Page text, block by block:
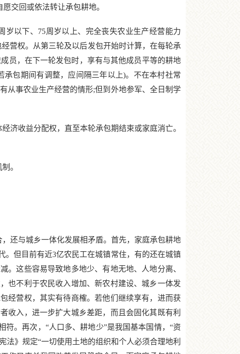
交回或依法转让承包耕地。
以下、75周岁以上、完全丧失农业生产经营能力
营权。从第三轮及以后发包开始时计算，在每轮承
员，在下一轮发包时，享有与其他成员平等的耕地
包期间有调整，应间隔三年以上)。不在本村社常
从事农业生产经营的情形;但到外地参军、全日制学
收益分配权，直至本轮承包期结束或家庭消亡。
。
还与城乡一体化发展相矛盾。首先，家庭承包耕地
但目前有近3亿农民工在城镇常住，有的还在城镇
。这些容易导致地多地少、有地无地、人地分离、
也不利于农民收入增加、新农村建设、城乡一体发
经营权，其实有待商榷。若他们继续享有，进而获
收入，进一步扩大城乡差距，而且会固化其既有利
。再次，“人口多、耕地少”是我国基本国情，“资
》规定“一切使用土地的组织和个人必须合理地利